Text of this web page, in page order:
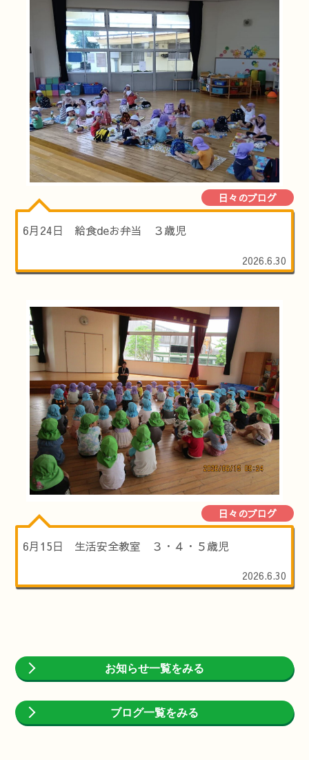
日々のブログ
6月24日 給食deお弁当 ３歳児
2026.6.30
日々のブログ
6月15日 生活安全教室 ３・４・５歳児
2026.6.30
お知らせ一覧をみる
ブログ一覧をみる